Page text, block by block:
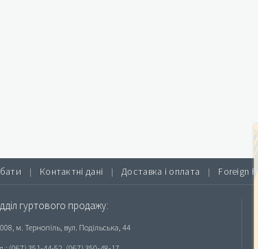
| Контактні дані | Доставка і оплата | Foreign
гуртового продажу:
м. Тернопіль, вул. Подільська, 44